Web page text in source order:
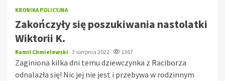
KRONIKA POLICYJNA
Zakończyły się poszukiwania nastolatki
Wiktorii K.
Kamil Chmielewski 3 sierpnia 2022 1367
Zaginiona kilka dni temu dziewczynka z Raciborza
odnalazła się! Nic jej nie jest i przebywa w rodzinnym